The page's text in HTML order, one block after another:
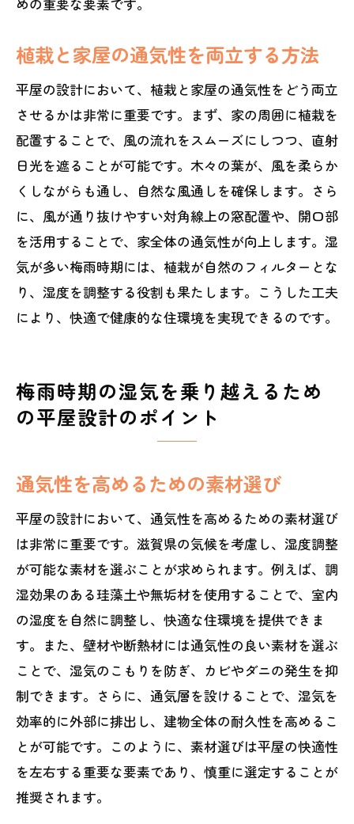
植栽と家屋の通気性を両立する方法
平屋の設計において、植栽と家屋の通気性をどう両立
させるかは非常に重要です。まず、家の周囲に植栽を
配置することで、風の流れをスムーズにしつつ、直射
日光を遮ることが可能です。木々の葉が、風を柔らか
くしながらも通し、自然な風通しを確保します。さら
に、風が通り抜けやすい対角線上の窓配置や、開口部
を活用することで、家全体の通気性が向上します。湿
気が多い梅雨時期には、植栽が自然のフィルターとな
り、湿度を調整する役割も果たします。こうした工夫
により、快適で健康的な住環境を実現できるのです。
梅雨時期の湿気を乗り越えるため
の平屋設計のポイント
通気性を高めるための素材選び
平屋の設計において、通気性を高めるための素材選び
は非常に重要です。滋賀県の気候を考慮し、湿度調整
が可能な素材を選ぶことが求められます。例えば、調
湿効果のある珪藻土や無垢材を使用することで、室内
の湿度を自然に調整し、快適な住環境を提供できま
す。また、壁材や断熱材には通気性の良い素材を選ぶ
ことで、湿気のこもりを防ぎ、カビやダニの発生を抑
制できます。さらに、通気層を設けることで、湿気を
効率的に外部に排出し、建物全体の耐久性を高めるこ
とが可能です。このように、素材選びは平屋の快適性
を左右する重要な要素であり、慎重に選定することが
推奨されます。